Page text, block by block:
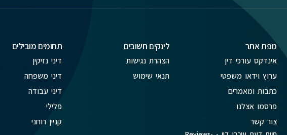
מפת אתר
אינדקס עורכי דין
ערוץ וידאו משפטי
כתבות ומאמרים
פרסמו אצלנו
צור קשר
לינקים חשובים
הצהרת נגישות
תנאי שימוש
תחומים מובילים
דיני נזיקין
דיני משפחה
דיני עבודה
פלילי
קניין רוחני